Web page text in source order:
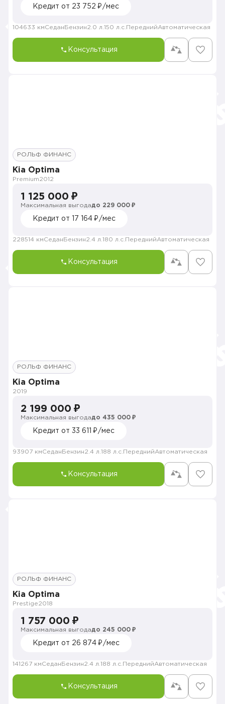
Кредит от 23 752 ₽/мес
104633 кмСедан Бензин2.0 л. 150 л.с. ПереднийАвтоматическая
Консультация
РОЛЬФ ФИНАНС
Kia Optima
Premium2012
1 125 000 ₽
Максимальная выгодадо 229 000 ₽
Кредит от 17 164 ₽/мес
228514 кмСедан Бензин2.4 л. 180 л.с. ПереднийАвтоматическая
Консультация
РОЛЬФ ФИНАНС
Kia Optima
2019
2 199 000 ₽
Максимальная выгодадо 435 000 ₽
Кредит от 33 611 ₽/мес
93907 кмСедан Бензин2.4 л. 188 л.с. ПереднийАвтоматическая
Консультация
РОЛЬФ ФИНАНС
Kia Optima
Prestige2018
1 757 000 ₽
Максимальная выгодадо 245 000 ₽
Кредит от 26 874 ₽/мес
141267 кмСедан Бензин2.4 л. 188 л.с. ПереднийАвтоматическая
Консультация